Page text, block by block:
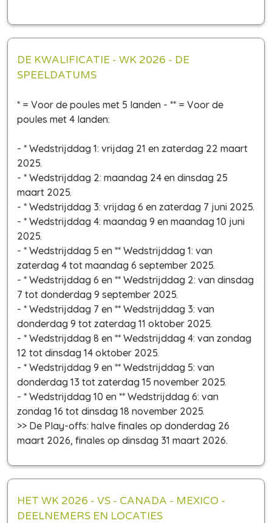
DE KWALIFICATIE - WK 2026 - DE
SPEELDATUMS
* = Voor de poules met 5 landen - ** = Voor de
poules met 4 landen:
- * Wedstrijddag 1: vrijdag 21 en zaterdag 22 maart
2025.
- * Wedstrijddag 2: maandag 24 en dinsdag 25
maart 2025.
- * Wedstrijddag 3: vrijdag 6 en zaterdag 7 juni 2025.
- * Wedstrijddag 4: maandag 9 en maandag 10 juni
2025.
- * Wedstrijddag 5 en ** Wedstrijddag 1: van
zaterdag 4 tot maandag 6 september 2025.
- * Wedstrijddag 6 en ** Wedstrijddag 2: van dinsdag
7 tot donderdag 9 september 2025.
- * Wedstrijddag 7 en ** Wedstrijddag 3: van
donderdag 9 tot zaterdag 11 oktober 2025.
- * Wedstrijddag 8 en ** Wedstrijddag 4: van zondag
12 tot dinsdag 14 oktober 2025.
- * Wedstrijddag 9 en ** Wedstrijddag 5: van
donderdag 13 tot zaterdag 15 november 2025.
- * Wedstrijddag 10 en ** Wedstrijddag 6: van
zondag 16 tot dinsdag 18 november 2025.
>> De Play-offs: halve finales op donderdag 26
maart 2026, finales op dinsdag 31 maart 2026.
HET WK 2026 - VS - CANADA - MEXICO -
DEELNEMERS EN LOCATIES